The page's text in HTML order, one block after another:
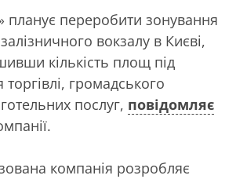
планує переробити зонування
вокзалу в Києві,
кількість площ під
громадського
послуг, повідомляє
компанія розробляє